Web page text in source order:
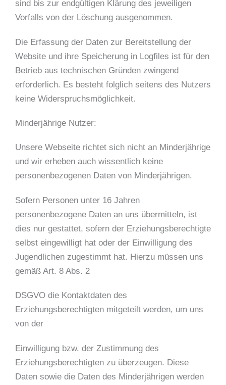
sind bis zur endgültigen Klärung des jeweiligen
Vorfalls von der Löschung ausgenommen.
Die Erfassung der Daten zur Bereitstellung der
Website und ihre Speicherung in Logfiles ist für den
Betrieb aus technischen Gründen zwingend
erforderlich. Es besteht folglich seitens des Nutzers
keine Widerspruchsmöglichkeit.
Minderjährige Nutzer:
Unsere Webseite richtet sich nicht an Minderjährige
und wir erheben auch wissentlich keine
personenbezogenen Daten von Minderjährigen.
Sofern Personen unter 16 Jahren
personenbezogene Daten an uns übermitteln, ist
dies nur gestattet, sofern der Erziehungsberechtigte
selbst eingewilligt hat oder der Einwilligung des
Jugendlichen zugestimmt hat. Hierzu müssen uns
gemäß Art. 8 Abs. 2
DSGVO die Kontaktdaten des
Erziehungsberechtigten mitgeteilt werden, um uns
von der
Einwilligung bzw. der Zustimmung des
Erziehungsberechtigten zu überzeugen. Diese
Daten sowie die Daten des Minderjährigen werden